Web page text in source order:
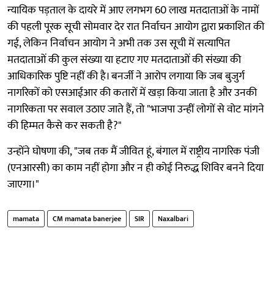
न्यायिक पड़ताल के दायरे में आए लगभग 60 लाख मतदाताओं के नामों
की पहली पूरक सूची सोमवार देर रात निर्वाचन आयोग द्वारा प्रकाशित की
गई, लेकिन निर्वाचन आयोग ने अभी तक उस सूची में सत्यापित
मतदाताओं की कुल संख्या या हटाए गए मतदाताओं की संख्या की
आधिकारिक पुष्टि नहीं की है। बनर्जी ने आरोप लगाया कि जब बुजुर्ग
नागरिकों को एसआईआर की कतारों में खड़ा किया जाता है और उनकी
नागरिकता पर सवाल उठाए जाते हैं, तो "भाजपा उन्हीं लोगों से वोट मांगने
की हिम्मत कैसे कर सकती है?"
उन्होंने घोषणा की, "जब तक मैं जीवित हूं, बंगाल में राष्ट्रीय नागरिक पंजी
(एनआरसी) का काम नहीं होगा और न ही कोई निरुद्ध शिविर बनने दिया
जाएगा।"
mamata CM mamata banerjee SIR Naxalbari